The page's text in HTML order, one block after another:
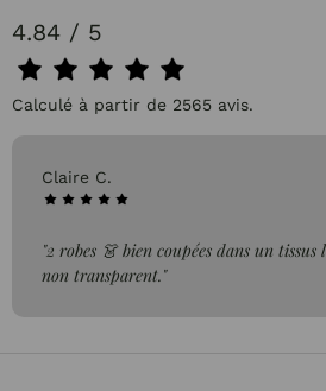
4.84 / 5
Calculé à partir de 2565 avis.
Claire C.
"2 robes 👗 bien coupées dans un
non transparent."